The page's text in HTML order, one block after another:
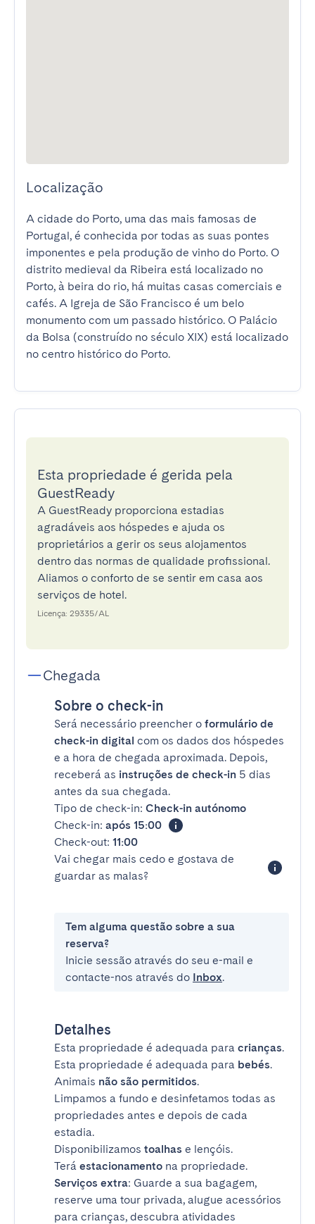
Localização
A cidade do Porto, uma das mais famosas de
Portugal, é conhecida por todas as suas pontes
imponentes e pela produção de vinho do Porto. O
distrito medieval da Ribeira está localizado no
Porto, à beira do rio, há muitas casas comerciais e
cafés. A Igreja de São Francisco é um belo
monumento com um passado histórico. O Palácio
da Bolsa (construído no século XIX) está localizado
no centro histórico do Porto.
Esta propriedade é gerida pela
GuestReady
A GuestReady proporciona estadias
agradáveis aos hóspedes e ajuda os
proprietários a gerir os seus alojamentos
dentro das normas de qualidade profissional.
Aliamos o conforto de se sentir em casa aos
serviços de hotel.
Licença: 29335/AL
Chegada
Sobre o check-in
Será necessário preencher o formulário de
check-in digital com os dados dos hóspedes
e a hora de chegada aproximada. Depois,
receberá as instruções de check-in 5 dias
antes da sua chegada.
Tipo de check-in: Check-in autónomo
Check-in: após 15:00
Check-out: 11:00
Vai chegar mais cedo e gostava de
guardar as malas?
Tem alguma questão sobre a sua
reserva?
Inicie sessão através do seu e-mail e
contacte-nos através do Inbox.
Detalhes
Esta propriedade é adequada para crianças.
Esta propriedade é adequada para bebés.
Animais não são permitidos.
Limpamos a fundo e desinfetamos todas as
propriedades antes e depois de cada
estadia.
Disponibilizamos toalhas e lençóis.
Terá estacionamento na propriedade.
Serviços extra: Guarde a sua bagagem,
reserve uma tour privada, alugue acessórios
para crianças, descubra atividades